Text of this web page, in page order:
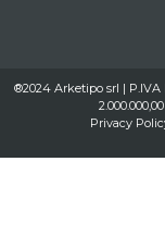
®2024 Arketipo srl | P.IVA
Privacy